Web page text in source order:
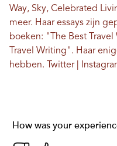
Way, Sky, Celebrated
meer. Haar essays zijn
boeken: "The Best
Travel Writing". Haar
hebben. Twitter|